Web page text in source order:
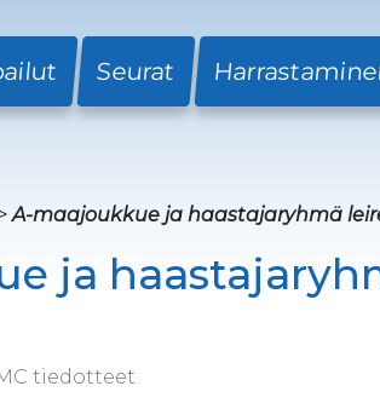
Seurat
A-maajoukkue ja haastajaryhmä
ja
tiedotteet